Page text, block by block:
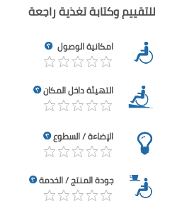
للتقييم وكتابة تغذية راجعة
امكانية الوصول
التهيئة داخل المكان
الإضاءة / السطوع
جودة المنتج / الخدمة